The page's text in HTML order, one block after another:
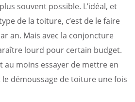
souvent possible. L’idéal, et
de la toiture, c’est de le faire
an. Mais avec la conjoncture
lourd pour certain budget.
au moins essayer de mettre en
démoussage de toiture une fois